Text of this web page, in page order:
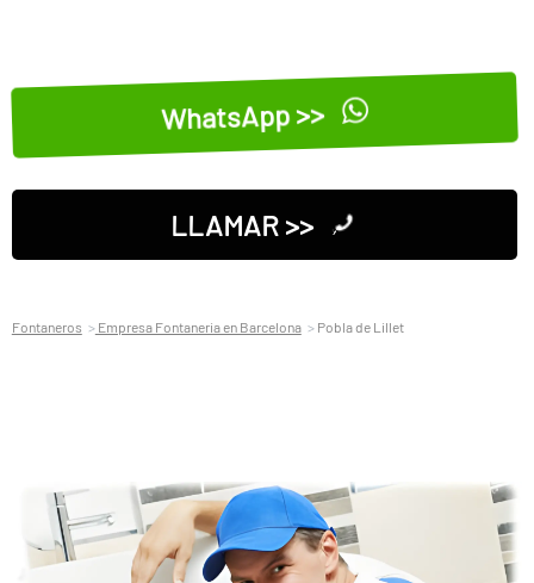
WhatsApp >>
LLAMAR >>
Fontaneros Empresa Fontaneria en Barcelona Pobla de Lillet